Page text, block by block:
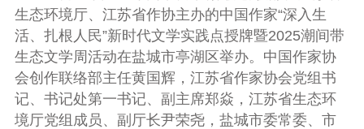
生态环境厅、江苏省作协主办的中国作家“深入生
活、扎根人民”新时代文学实践点授牌暨2025潮间带
生态文学周活动在盐城市亭湖区举办。中国作家协
会创作联络部主任黄国辉，江苏省作家协会党组书
记、书记处第一书记、 副主席郑焱，江苏省生态环
境厅党组成员、副厅长尹荣尧，盐城市委常委、市